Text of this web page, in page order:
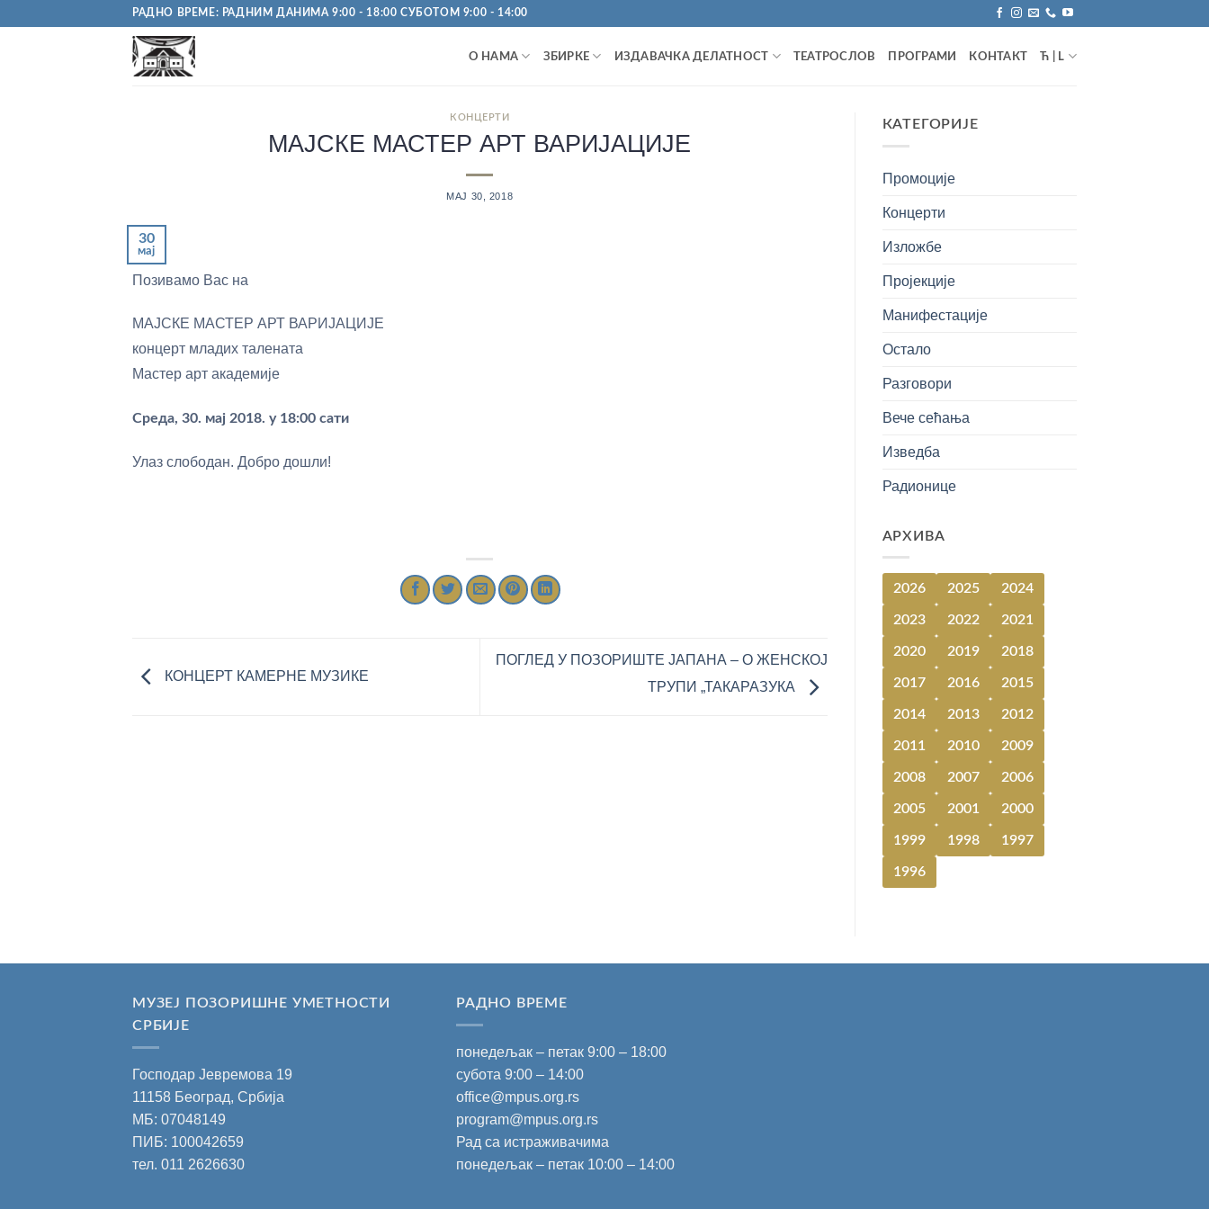
РАДНО ВРЕМЕ: РАДНИМ ДАНИМА 9:00 - 18:00 СУБОТОМ 9:00 - 14:00
О НАМА ЗБИРКЕ ИЗДАВАЧКА ДЕЛАТНОСТ ТЕАТРОСЛОВ ПРОГРАМИ КОНТАКТ Ћ | L
КОНЦЕРТИ
МАЈСКЕ МАСТЕР АРТ ВАРИЈАЦИЈЕ
МАЈ 30, 2018
30
мај
Позивамо Вас на
МАЈСКЕ МАСТЕР АРТ ВАРИЈАЦИЈЕ
концерт младих талената
Мастер арт академије
Среда, 30. мај 2018. у 18:00 сати
Улаз слободан. Добро дошли!
КОНЦЕРТ КАМЕРНЕ МУЗИКЕ
ПОГЛЕД У ПОЗОРИШТЕ ЈАПAНА – О ЖЕНСКОЈ
ТРУПИ „ТАКАРАЗУКА
КАТЕГОРИЈЕ
Промоције
Концерти
Изложбе
Пројекције
Манифестације
Остало
Разговори
Вече сећања
Изведба
Радионице
АРХИВА
2026 2025 2024
2023 2022 2021
2020 2019 2018
2017 2016 2015
2014 2013 2012
2011 2010 2009
2008 2007 2006
2005 2001 2000
1999 1998 1997
1996
МУЗЕЈ ПОЗОРИШНЕ УМЕТНОСТИ
СРБИЈЕ
Господар Јевремова 19
11158 Београд, Србија
МБ: 07048149
ПИБ: 100042659
тел. 011 2626630
РАДНО ВРЕМЕ
понедељак – петак 9:00 – 18:00
субота 9:00 – 14:00
office@mpus.org.rs
program@mpus.org.rs
Рад са истраживачима
понедељак – петак 10:00 – 14:00